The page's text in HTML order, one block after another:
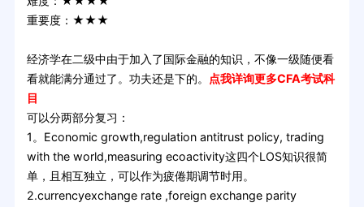
重要度：★★★
经济学在二级中由于加入了国际金融的知识，不像一级随便看
看就能满分通过了。功夫还是下的。
点我详询更多CFA考试科
目
可以分两部分复习：
1。Economic growth,regulation antitrust policy, trading
with the world,measuring ecoactivity这四个LOS知识很简
单，且相互独立，可以作为疲倦期调节时用。
2.currencyexchange rate ,foreign exchange parity